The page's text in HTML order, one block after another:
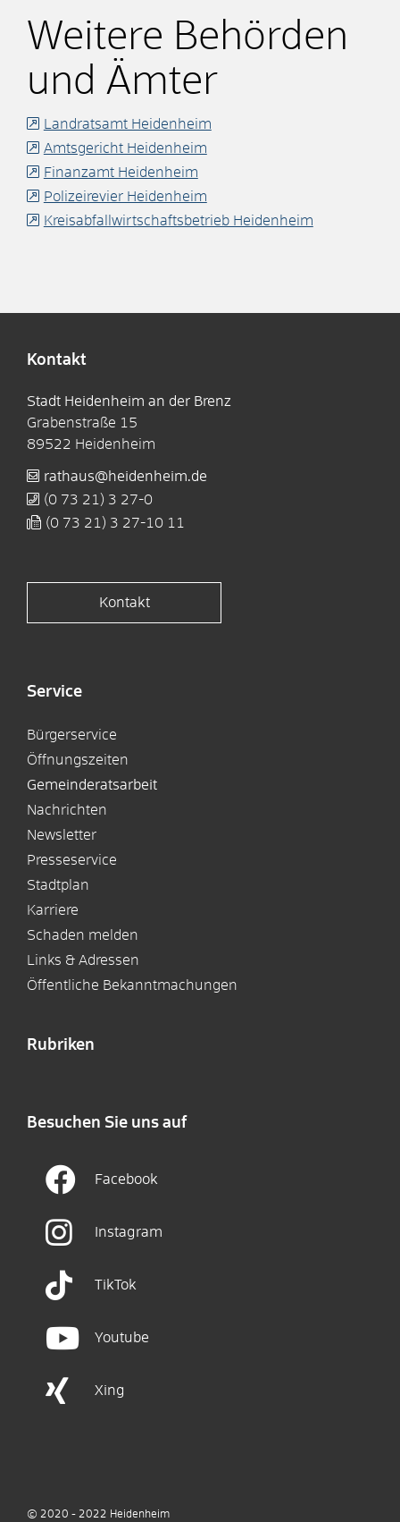
Weitere Behörden
und Ämter
Landratsamt Heidenheim
Amtsgericht Heidenheim
Finanzamt Heidenheim
Polizeirevier Heidenheim
Kreisabfallwirtschaftsbetrieb Heidenheim
Kontakt
Stadt Heidenheim an der Brenz
Grabenstraße 15
89522 Heidenheim
rathaus@heidenheim.de
(0 73 21) 3 27-0
(0 73 21) 3 27-10 11
Kontakt
Service
Bürgerservice
Öffnungszeiten
Gemeinderatsarbeit
Nachrichten
Newsletter
Presseservice
Stadtplan
Karriere
Schaden melden
Links & Adressen
Öffentliche Bekanntmachungen
Rubriken
Besuchen Sie uns auf
Facebook
Instagram
TikTok
Youtube
Xing
© 2020 - 2022 Heidenheim